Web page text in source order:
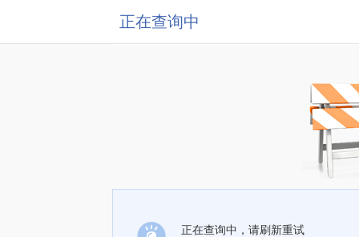
正在查询中
正在查询中，请刷新重试